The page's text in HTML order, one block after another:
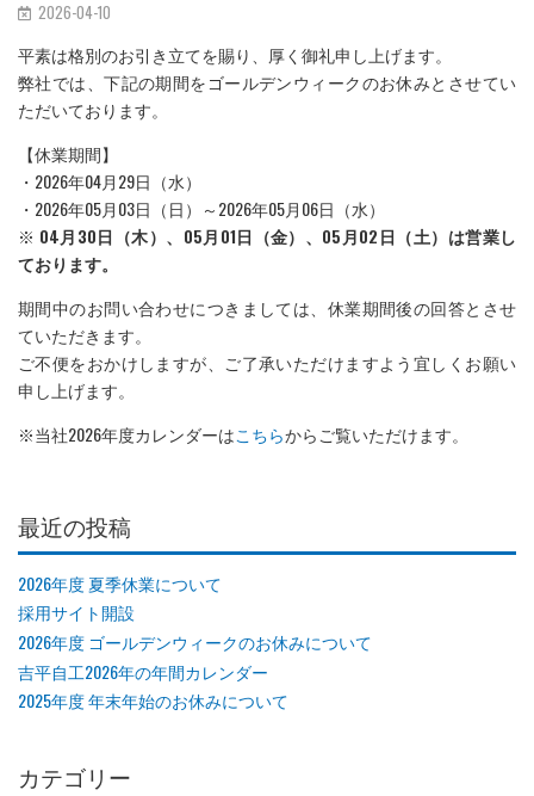
2026-04-10
平素は格別のお引き立てを賜り、厚く御礼申し上げます。
弊社では、下記の期間をゴールデンウィークのお休みとさせてい
ただいております。
【休業期間】
・2026年04月29日（水）
・2026年05月03日（日）～2026年05月06日（水）
※ 04月30日（木）、05月01日（金）、05月02日（土）は営業し
ております。
期間中のお問い合わせにつきましては、休業期間後の回答とさせ
ていただきます。
ご不便をおかけしますが、ご了承いただけますよう宜しくお願い
申し上げます。
※当社2026年度カレンダーはこちらからご覧いただけます。
最近の投稿
2026年度 夏季休業について
採用サイト開設
2026年度 ゴールデンウィークのお休みについて
吉平自工2026年の年間カレンダー
2025年度 年末年始のお休みについて
カテゴリー